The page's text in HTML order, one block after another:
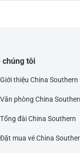
chúng tôi
Giới thiệu China Southern
Văn phòng China
Tổng đài China Southern
Đặt mua vé China